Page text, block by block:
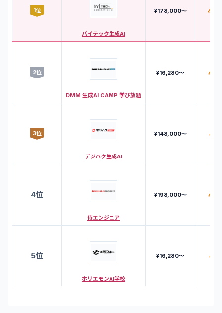
1位
バイテック生成AI
¥178,000〜
2位
DMM 生成AI CAMP 学び放題
¥16,280〜
3位
デジハク生成AI
¥148,000〜
4位
侍エンジニア
¥198,000〜
5位
ホリエモンAI学校
¥16,280〜